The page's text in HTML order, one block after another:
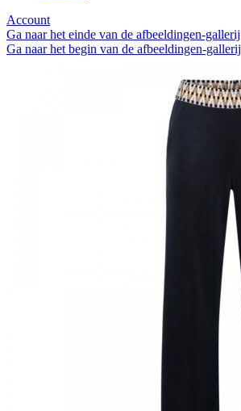
Account
Ga naar het einde van de afbeeldingen-gallerij
Ga naar het begin van de afbeeldingen-gallerij